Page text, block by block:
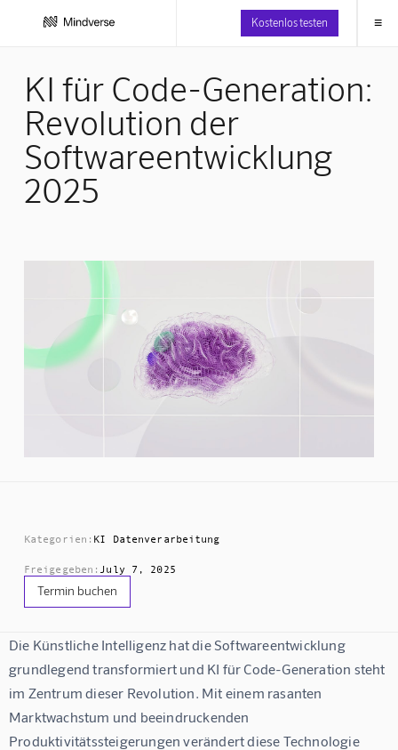
Kostenlos testen ≡
KI für Code-Generation:
Revolution der
Softwareentwicklung
2025
Kategorien: KI Datenverarbeitung
Freigegeben: July 7, 2025
Termin buchen
Die Künstliche Intelligenz hat die Softwareentwicklung
grundlegend transformiert und KI für Code-Generation steht
im Zentrum dieser Revolution. Mit einem rasanten
Marktwachstum und beeindruckenden
Produktivitätssteigerungen verändert diese Technologie